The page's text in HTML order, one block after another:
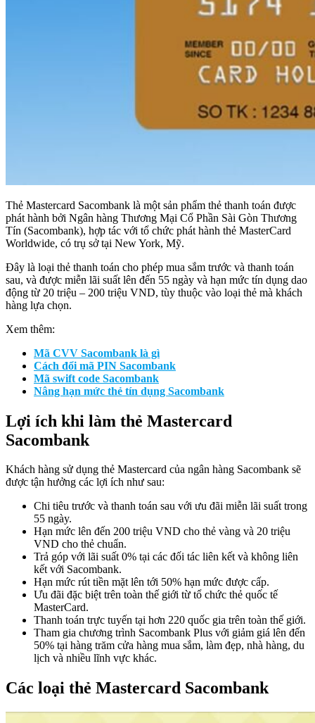
Thẻ Mastercard Sacombank là một sản phẩm thẻ thanh toán được
phát hành bởi Ngân hàng Thương Mại Cổ Phần Sài Gòn Thương
Tín (Sacombank), hợp tác với tổ chức phát hành thẻ MasterCard
Worldwide, có trụ sở tại New York, Mỹ.
Đây là loại thẻ thanh toán cho phép mua sắm trước và thanh toán
sau, và được miễn lãi suất lên đến 55 ngày và hạn mức tín dụng dao
động từ 20 triệu – 200 triệu VND, tùy thuộc vào loại thẻ mà khách
hàng lựa chọn.
Xem thêm:
Mã CVV Sacombank là gì
Cách đổi mã PIN Sacombank
Mã swift code Sacombank
Nâng hạn mức thẻ tín dụng Sacombank
Lợi ích khi làm thẻ Mastercard
Sacombank
Khách hàng sử dụng thẻ Mastercard của ngân hàng Sacombank sẽ
được tận hưởng các lợi ích như sau:
Chi tiêu trước và thanh toán sau với ưu đãi miễn lãi suất trong
55 ngày.
Hạn mức lên đến 200 triệu VND cho thẻ vàng và 20 triệu
VND cho thẻ chuẩn.
Trả góp với lãi suất 0% tại các đối tác liên kết và không liên
kết với Sacombank.
Hạn mức rút tiền mặt lên tới 50% hạn mức được cấp.
Ưu đãi đặc biệt trên toàn thế giới từ tổ chức thẻ quốc tế
MasterCard.
Thanh toán trực tuyến tại hơn 220 quốc gia trên toàn thế giới.
Tham gia chương trình Sacombank Plus với giảm giá lên đến
50% tại hàng trăm cửa hàng mua sắm, làm đẹp, nhà hàng, du
lịch và nhiều lĩnh vực khác.
Các loại thẻ Mastercard Sacombank